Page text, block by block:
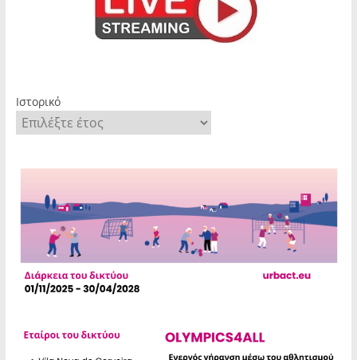
Ιστορικό